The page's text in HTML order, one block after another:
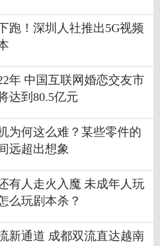
跑！深圳人社推出5G视频
年 中国互联网婚恋交友市
达到80.5亿元
为何这么难？某些零件的
远超出想象
有人走火入魔 未成年人玩
么玩剧本杀？
新通道 成都双流直达越南